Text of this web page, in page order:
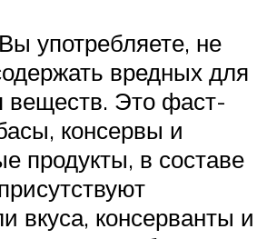
употребляете, не
вредных для
веществ. Это фаст-
консервы и
продукты, в составе
вкуса, консерванты и